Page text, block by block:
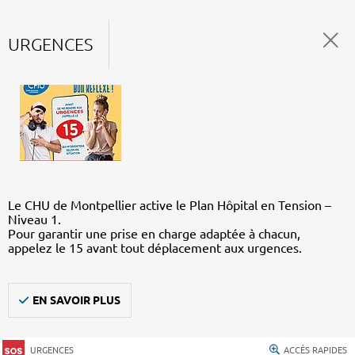
URGENCES
Le CHU de Montpellier active le Plan Hôpital en Tension –
Niveau 1.
Pour garantir une prise en charge adaptée à chacun,
appelez le 15 avant tout déplacement aux urgences.
EN SAVOIR PLUS
URGENCES ACCÈS RAPIDES